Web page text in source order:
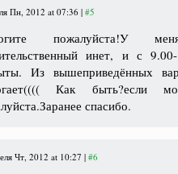
Пн, 2012 at 07:36 |#5
пожалуйста!У
инет, и с
Из вышеприведённых
Как быть?если
спасибо.
Чт, 2012 at 10:27 |#6